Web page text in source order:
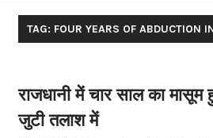
TAG: FOUR YEARS OF ABDUCTION
राजधानी में चार साल का
जुटी तलाश में